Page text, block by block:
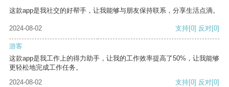
这款app是我社交的好帮手，让我能够与朋友保持联系，分享生活点滴。
2024-08-02 支持[0] 反对[0]
游客
这款app是我工作上的得力助手，让我的工作效率提高了50%，让我能够
更轻松地完成工作任务。
2024-08-02
支持[0] 反对[0]